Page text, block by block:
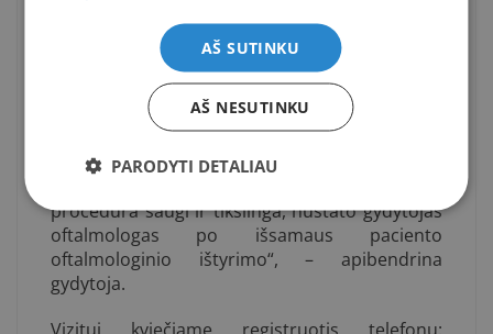
Pasitaiko, kad pastebėję panašius simptomus
pacientai atvyksta iškart nusiteikę procedūrai,
tačiau ar ji tikslinga, vertina akių ligų gydytojas
konsultacijos metu, atlikus išsamius paciento
regos tyrimus.
„Lazerinė vitreolizė gali būti taikoma ne visais
procedūra saugi ir tikslinga, nustato gydytojas
oftalmologas po išsamaus paciento
oftalmologinio ištyrimo“, – apibendrina
gydytoja.
AŠ SUTINKU
AŠ NESUTINKU
PARODYTI DETALIAU